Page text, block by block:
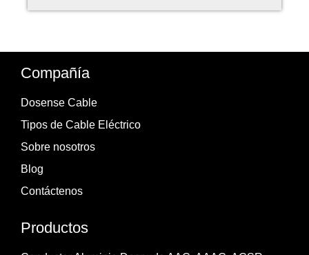
Compañía
Dosense Cable
Tipos de Cable Eléctrico
Sobre nosotros
Blog
Contáctenos
Productos